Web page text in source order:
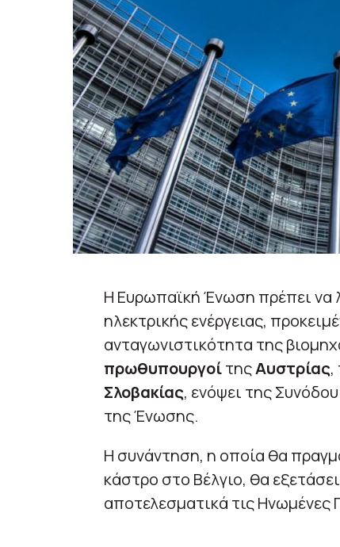
Η Ευρωπαϊκή Ένωση πρέπει να
ηλεκτρικής ενέργειας,
ανταγωνιστικότητα της
πρωθυπουργοίτηςΑυστρίας,
Σλοβακίας, ενόψει της
της Ένωσης.
Η συνάντηση, η οποία θα
κάστρο στο Βέλγιο, θα
αποτελεσματικά τις Ηνωμένες